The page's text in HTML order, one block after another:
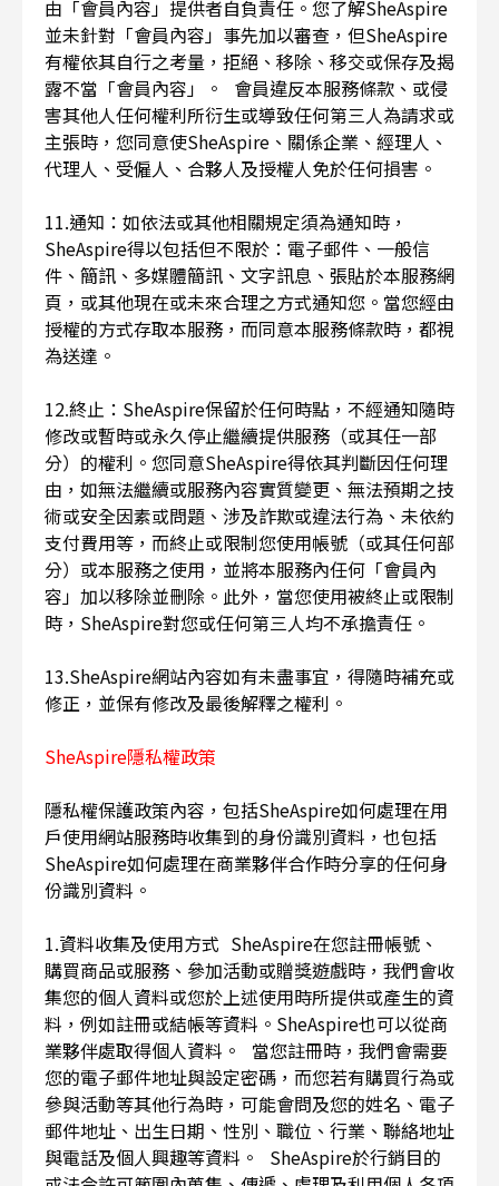
由「會員內容」提供者自負責任。您了解SheAspire
並未針對「會員內容」事先加以審查，但SheAspire
有權依其自行之考量，拒絕、移除、移交或保存及揭
露不當「會員內容」。 會員違反本服務條款、或侵
害其他人任何權利所衍生或導致任何第三人為請求或
主張時，您同意使SheAspire、關係企業、經理人、
代理人、受僱人、合夥人及授權人免於任何損害。
11.通知：如依法或其他相關規定須為通知時，
SheAspire得以包括但不限於：電子郵件、一般信
件、簡訊、多媒體簡訊、文字訊息、張貼於本服務網
頁，或其他現在或未來合理之方式通知您。當您經由
授權的方式存取本服務，而同意本服務條款時，都視
為送達。
12.終止：SheAspire保留於任何時點，不經通知隨時
修改或暫時或永久停止繼續提供服務（或其任一部
分）的權利。您同意SheAspire得依其判斷因任何理
由，如無法繼續或服務內容實質變更、無法預期之技
術或安全因素或問題、涉及詐欺或違法行為、未依約
支付費用等，而終止或限制您使用帳號（或其任何部
分）或本服務之使用，並將本服務內任何「會員內
容」加以移除並刪除。此外，當您使用被終止或限制
時，SheAspire對您或任何第三人均不承擔責任。
13.SheAspire網站內容如有未盡事宜，得隨時補充或
修正，並保有修改及最後解釋之權利。
SheAspire隱私權政策
隱私權保護政策內容，包括SheAspire如何處理在用
戶使用網站服務時收集到的身份識別資料，也包括
SheAspire如何處理在商業夥伴合作時分享的任何身
份識別資料。
1.資料收集及使用方式 SheAspire在您註冊帳號、
購買商品或服務、參加活動或贈獎遊戲時，我們會收
集您的個人資料或您於上述使用時所提供或產生的資
料，例如註冊或結帳等資料。SheAspire也可以從商
業夥伴處取得個人資料。 當您註冊時，我們會需要
您的電子郵件地址與設定密碼，而您若有購買行為或
參與活動等其他行為時，可能會問及您的姓名、電子
郵件地址、出生日期、性別、職位、行業、聯絡地址
與電話及個人興趣等資料。 SheAspire於行銷目的